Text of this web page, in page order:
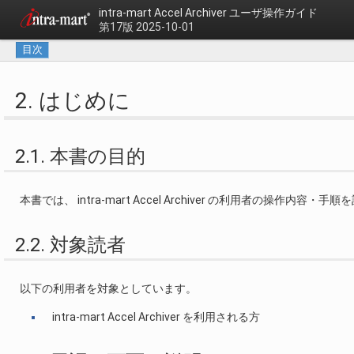
intra-mart Accel Archiver ユーザ操作ガイド
第17版 2025-10-01
目次
2. はじめに
2.1. 本書の目的
本書では、 intra-mart Accel Archiver の利用者の操作内容・手順
2.2. 対象読者
以下の利用者を対象としています。
intra-mart Accel Archiver を利用される方